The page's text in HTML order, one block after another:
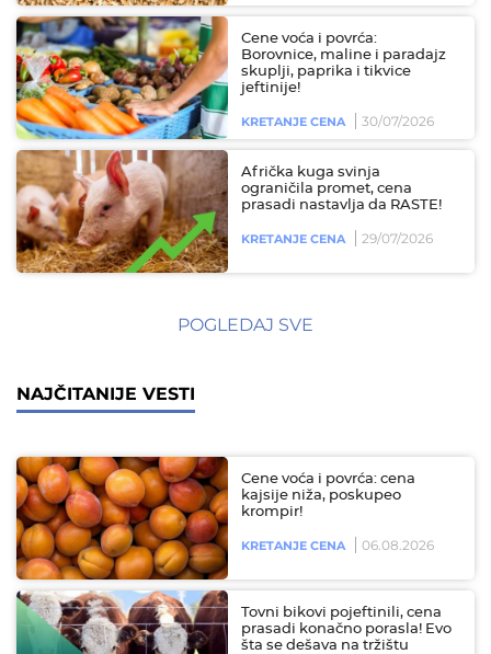
Cene voća i povrća:
Borovnice, maline i paradajz
skuplji, paprika i tikvice
jeftinije!
KRETANJE CENA 30/07/2026
Afrička kuga svinja
ograničila promet, cena
prasadi nastavlja da RASTE!
KRETANJE CENA 29/07/2026
POGLEDAJ SVE
NAJČITANIJE VESTI
Cene voća i povrća: cena
kajsije niža, poskupeo
krompir!
KRETANJE CENA 06.08.2026
Tovni bikovi pojeftinili, cena
prasadi konačno porasla! Evo
šta se dešava na tržištu